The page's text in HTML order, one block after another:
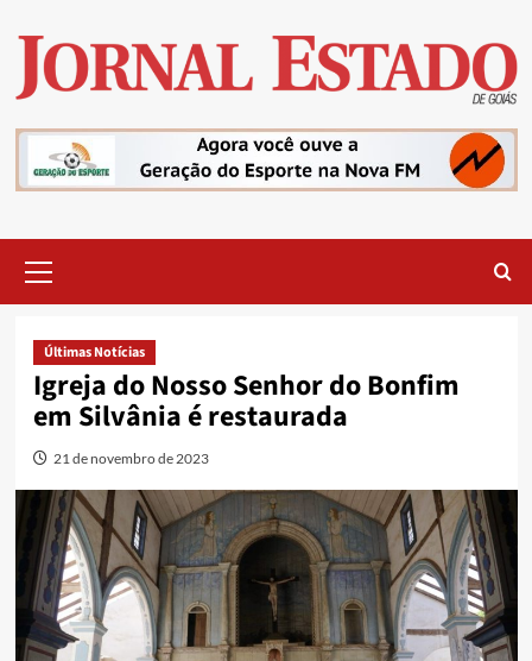
content
Menu
Últimas Notícias
Igreja do Nosso Senhor do Bonfim
em Silvânia é restaurada
21 de novembro de 2023